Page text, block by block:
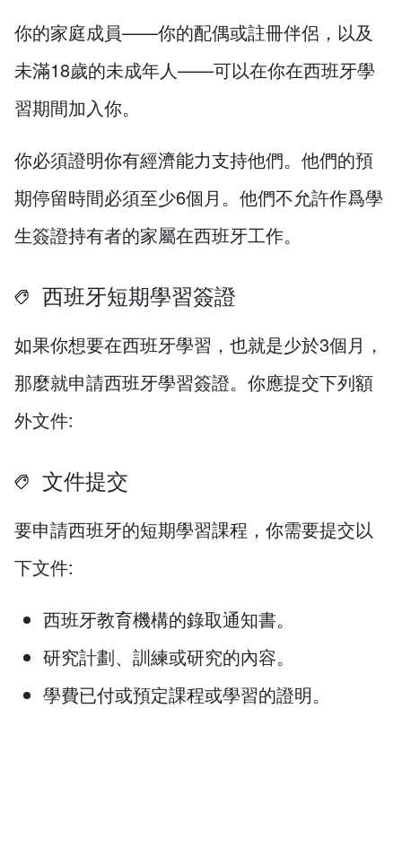
你的家庭成員——你的配偶或註冊伴侶，以及
未滿18歲的未成年人——可以在你在西班牙學
習期間加入你。
你必須證明你有經濟能力支持他們。他們的預
期停留時間必須至少6個月。他們不允許作爲學
生簽證持有者的家屬在西班牙工作。
西班牙短期學習簽證
如果你想要在西班牙學習，也就是少於3個月，
那麼就申請西班牙學習簽證。你應提交下列額
外文件:
文件提交
要申請西班牙的短期學習課程，你需要提交以
下文件:
西班牙教育機構的錄取通知書。
研究計劃、訓練或研究的內容。
學費已付或預定課程或學習的證明。